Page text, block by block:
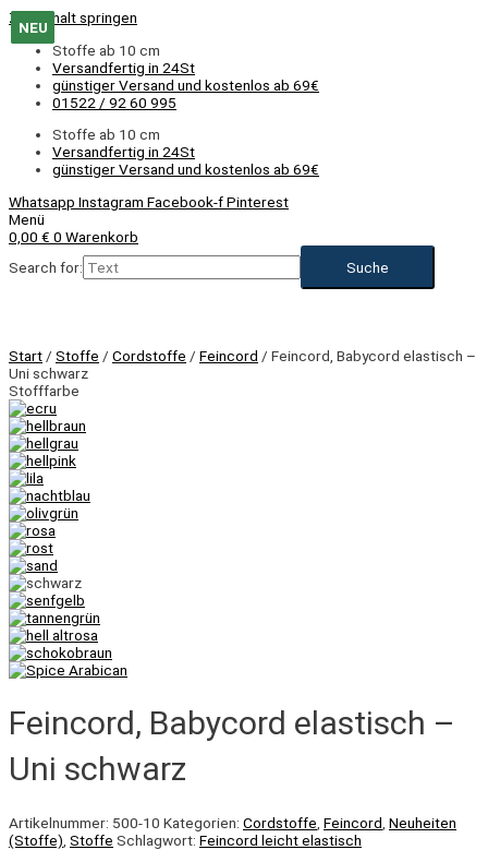
Zum Inhalt springen
Stoffe ab 10 cm
Versandfertig in 24St
günstiger Versand und kostenlos ab 69€
01522 / 92 60 995
Stoffe ab 10 cm
Versandfertig in 24St
günstiger Versand und kostenlos ab 69€
Whatsapp Instagram Facebook-fPinterest
Menü
0,00 € 0 Warenkorb
Search for:
Start / Stoffe / Cordstoffe / Feincord / Feincord, Babycord elastisch –
Uni schwarz
Stofffarbe
Feincord, Babycord elastisch –
Uni schwarz
Artikelnummer: 500-10 Kategorien: Cordstoffe Feincord Neuheiten
(Stoffe) Stoffe Schlagwort: Feincord leicht elastisch
NEU
NEU
NEU
NEU
NEU
NEU
NEU
NEU